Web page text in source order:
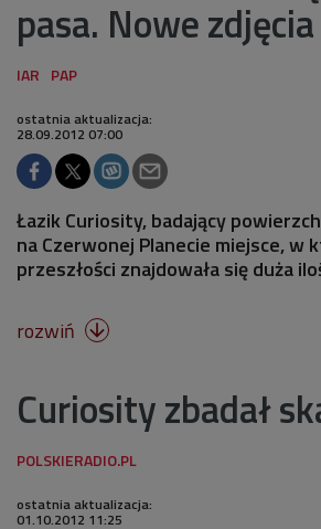
pasa. Nowe
ostatnia aktualizacja:
28.09.2012 07:00
Łazik Curiosity, badający
na Czerwonej Planecie miejsce, w
przeszłości znajdowała się duża
rozwiń 
Curiosity zbadał
ostatnia aktualizacja:
01.10.2012 11:25